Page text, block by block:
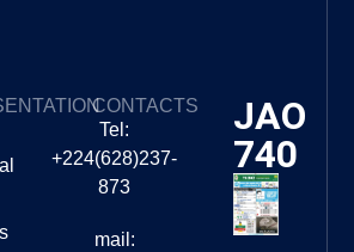
CONTACTS
Tel:
+224(628)237-
873
mail:
JAO
740